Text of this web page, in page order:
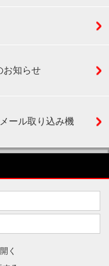
お知らせ
ール取り込み機
く